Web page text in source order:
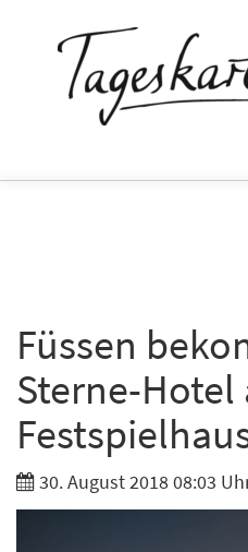
Füssen
Sterne-Hotel
30. August 2018 08:03
Keine
E-Mail *
Branche